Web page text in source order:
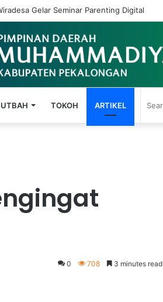
Gelar Seminar Parenting Digital
TOKOH ARTIKEL
0 708 3 minutes read